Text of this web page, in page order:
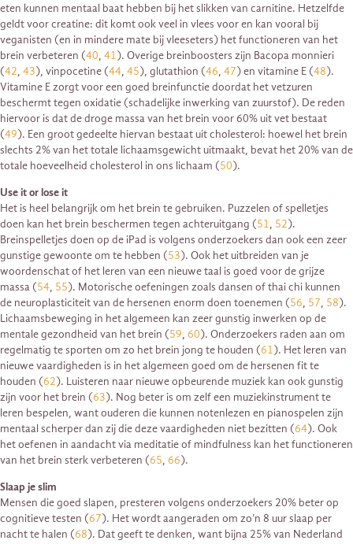
eten kunnen mentaal baat hebben bij het slikken van carnitine. Hetzelfde
geldt voor creatine: dit komt ook veel in vlees voor en kan vooral bij
veganisten (en in mindere mate bij vleeseters) het functioneren van het
brein verbeteren (40, 41). Overige breinboosters zijn Bacopa monnieri
(42, 43), vinpocetine (44, 45), glutathion (46, 47) en vitamine E (48).
Vitamine E zorgt voor een goed breinfunctie doordat het vetzuren
beschermt tegen oxidatie (schadelijke inwerking van zuurstof). De reden
hiervoor is dat de droge massa van het brein voor 60% uit vet bestaat
(49). Een groot gedeelte hiervan bestaat uit cholesterol: hoewel het brein
slechts 2% van het totale lichaamsgewicht uitmaakt, bevat het 20% van de
totale hoeveelheid cholesterol in ons lichaam (50).
Use it or lose it
Het is heel belangrijk om het brein te gebruiken. Puzzelen of spelletjes
doen kan het brein beschermen tegen achteruitgang (51, 52).
Breinspelletjes doen op de iPad is volgens onderzoekers dan ook een zeer
gunstige gewoonte om te hebben (53). Ook het uitbreiden van je
woordenschat of het leren van een nieuwe taal is goed voor de grijze
massa (54, 55). Motorische oefeningen zoals dansen of thai chi kunnen
de neuroplasticiteit van de hersenen enorm doen toenemen (56, 57, 58).
Lichaamsbeweging in het algemeen kan zeer gunstig inwerken op de
mentale gezondheid van het brein (59, 60). Onderzoekers raden aan om
regelmatig te sporten om zo het brein jong te houden (61). Het leren van
nieuwe vaardigheden is in het algemeen goed om de hersenen fit te
houden (62). Luisteren naar nieuwe opbeurende muziek kan ook gunstig
zijn voor het brein (63). Nog beter is om zelf een muziekinstrument te
leren bespelen, want ouderen die kunnen notenlezen en pianospelen zijn
mentaal scherper dan zij die deze vaardigheden niet bezitten (64). Ook
het oefenen in aandacht via meditatie of mindfulness kan het functioneren
van het brein sterk verbeteren (65, 66).
Slaap je slim
Mensen die goed slapen, presteren volgens onderzoekers 20% beter op
cognitieve testen (67). Het wordt aangeraden om zo’n 8 uur slaap per
nacht te halen (68). Dat geeft te denken, want bijna 25% van Nederland